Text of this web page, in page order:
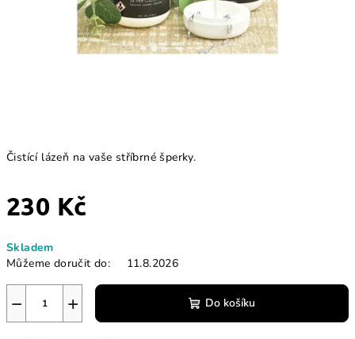
Čistící lázeň na vaše stříbrné šperky.
230 Kč
cena:
Skladem
Můžeme doručit do:
11.8.2026
+
− Do košíku